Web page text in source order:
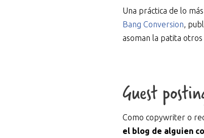
Una práctica de lo
Bang Conversion,
asoman la patita
Guest
Como copywriter o
el blog de alguien